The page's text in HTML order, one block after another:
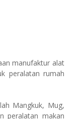
manufaktur alat
peralatan rumah
Mangkuk, Mug,
peralatan makan